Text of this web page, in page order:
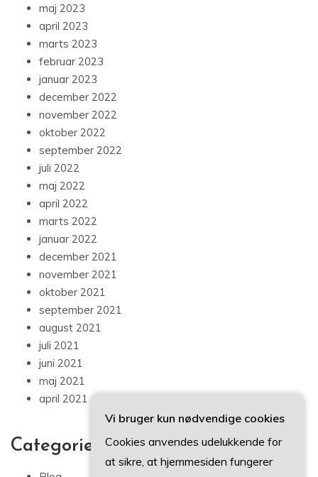
maj 2023
april 2023
marts 2023
februar 2023
januar 2023
december 2022
november 2022
oktober 2022
september 2022
juli 2022
maj 2022
april 2022
marts 2022
januar 2022
december 2021
november 2021
oktober 2021
september 2021
august 2021
juli 2021
juni 2021
maj 2021
april 2021
Categories
Vi bruger kun nødvendige cookies
Cookies anvendes udelukkende for
at sikre, at hjemmesiden fungerer